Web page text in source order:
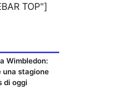
TOP"]
Wimbledon:
una stagione
di oggi